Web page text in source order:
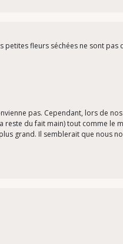
fleurs séchées ne sont pas
pas. Cependant, lors de
du fait main) tout comme le
grand. Il semblerait que nous